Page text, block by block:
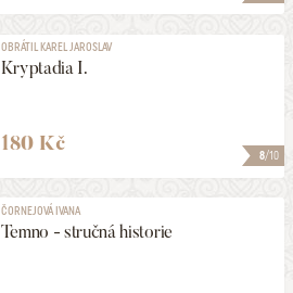
8/10
OBRÁTIL KAREL JAROSLAV
Kryptadia I.
180 Kč
ČORNEJOVÁ IVANA
Temno - stručná historie